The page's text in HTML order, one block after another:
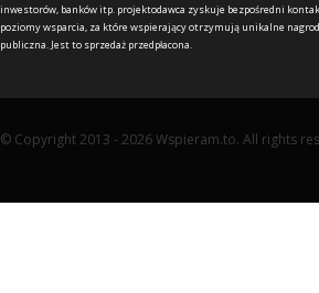
inwestorów, banków itp. projektodawca zyskuje bezpośredni
poziomy wsparcia, za które wspierający otrzymują unikalne
publiczna. Jest to sprzedaż przedpłacona.
© Copyright 2013 - 2026 Wspieram.to. All rights